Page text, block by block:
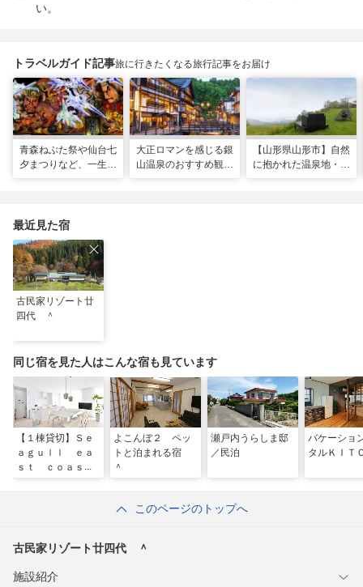
い。
トラベルガイド記事旅に行きたくなる旅行記事をお届け
青森ねぶた祭や仙台七
夕まつりなど、一生に
大正ロマンを感じる銀
山温泉のおすすめ観光
【山形県山形市】自然
に抱かれた温泉地・蔵
最近見た宿
古民家リゾート廿
四代 ＾
同じ宿を見た人はこんな宿も見ています
【１棟貸切】Ｓｅ
ａｇｕｌｌ ｅａ
ｓｔ ｃｏａｓ
よこんぼ２ ペッ
トと泊まれる宿
＾
瀬戸内うらしま邸
／民泊
バケーショ
タルＫＩＴ
このページのトップへ
古民家リゾート廿四代 ＾
施設紹介